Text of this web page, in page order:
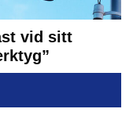
vid sitt